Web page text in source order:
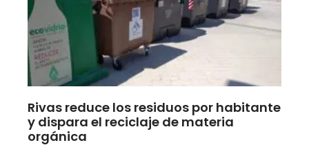
Rivas reduce los residuos por habitante
y dispara el reciclaje de materia
orgánica